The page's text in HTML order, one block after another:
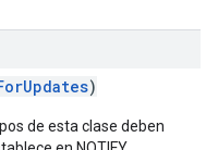
)
de esta clase deben